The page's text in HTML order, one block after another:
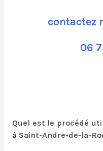
contactez
06
Quel est le procédé
à Saint-Andre-de-la-